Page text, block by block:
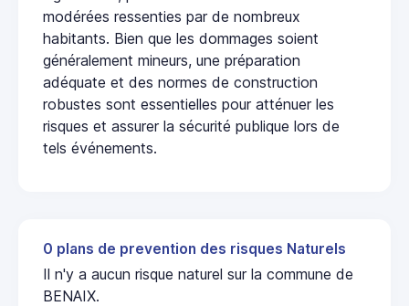
modérées ressenties par de nombreux
habitants. Bien que les dommages soient
généralement mineurs, une préparation
adéquate et des normes de construction
robustes sont essentielles pour atténuer les
risques et assurer la sécurité publique lors de
tels événements.
0 plans de prevention des risques Naturels
Il n'y a aucun risque naturel sur la commune de
BENAIX.